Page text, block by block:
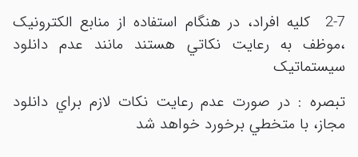
2-7 کليه افراد، در هنگام استفاده از منابع الکترونيک
،موظف به رعايت نکاتي هستند مانند عدم دانلود
سيستماتيک
تبصره : در صورت عدم رعايت نکات لازم براي دانلود
مجاز، با متخطي برخورد خواهد شد